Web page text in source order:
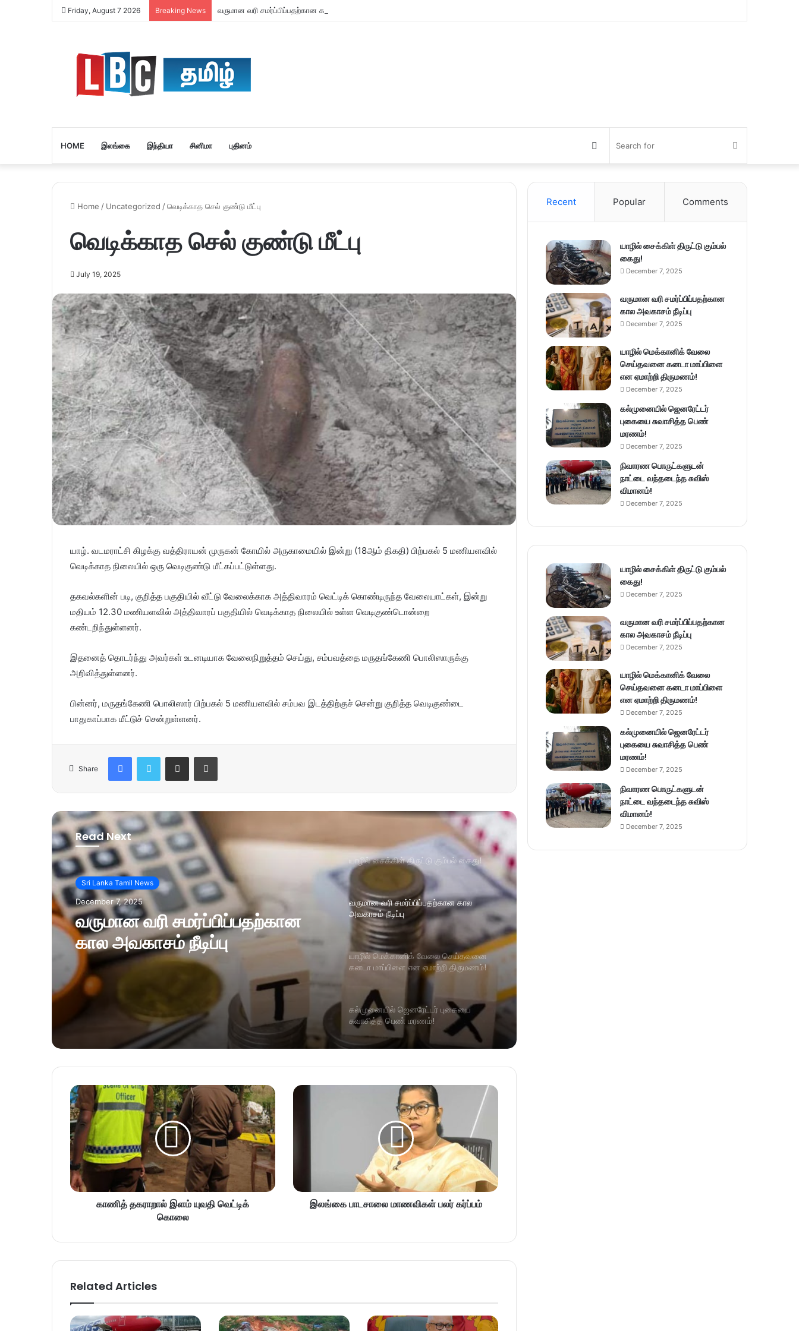
Friday, August 7 2026 Breaking News வருமான வரி சமர்ப்பிப்பதற்கான கால அவகாசம் நீடிப்பு
HOME இலங்கை இந்தியா சினிமா புதினம்
for
Switch
skin
Home / Uncategorized /வெடிக்காத செல் குண்டு மீட்பு
வெடிக்காத செல் குண்டு மீட்பு
July 19, 2025
யாழ். வடமராட்சி கிழக்கு வத்திராயன் முருகன் கோயில் அருகாமையில் இன்று (18ஆம் திகதி) பிற்பகல் 5 மணியளவில்
வெடிக்காத நிலையில் ஒரு வெடிகுண்டு மீட்கப்பட்டுள்ளது.
தகவல்களின் படி, குறித்த பகுதியில் வீட்டு வேலைக்காக அத்திவாரம் வெட்டிக் கொண்டிருந்த வேலையாட்கள், இன்று
மதியம் 12.30 மணியளவில் அத்திவாரப் பகுதியில் வெடிக்காத நிலையில் உள்ள வெடிகுண்டொன்றை
கண்டறிந்துள்ளனர்.
இதனைத் தொடர்ந்து அவர்கள் உடனடியாக வேலைநிறுத்தம் செய்து, சம்பவத்தை மருதங்கேணி பொலிஸாருக்கு
அறிவித்துள்ளனர்.
பின்னர், மருதங்கேணி பொலிஸார் பிற்பகல் 5 மணியளவில் சம்பவ இடத்திற்குச் சென்று குறித்த வெடிகுண்டை
பாதுகாப்பாக மீட்டுச் சென்றுள்ளனர்.
Share
Read Next
Sri Lanka Tamil News
December 7, 2025
வருமான வரி சமர்ப்பிப்பதற்கான
கால அவகாசம் நீடிப்பு
யாழில் சைக்கிள் திருட்டு கும்பல் கைது!
வருமான வரி சமர்ப்பிப்பதற்கான கால
அவகாசம் நீடிப்பு
யாழில் மெக்கானிக் வேலை செய்தவனை
கனடா மாப்பிளை என ஏமாற்றி திருமணம்!
கல்முனையில் ஜெனரேட்டர் புகையை
சுவாசித்த பெண் மரணம்!
காணித் தகராறால் இளம் யுவதி வெட்டிக்
கொலை
இலங்கை பாடசாலை மாணவிகள் பலர் கர்ப்பம்
Related Articles
Recent Popular Comments
யாழில் சைக்கிள் திருட்டு கும்பல்
கைது!
December 7, 2025
வருமான வரி சமர்ப்பிப்பதற்கான
கால அவகாசம் நீடிப்பு
December 7, 2025
யாழில் மெக்கானிக் வேலை
செய்தவனை கனடா மாப்பிளை
என ஏமாற்றி திருமணம்!
December 7, 2025
கல்முனையில் ஜெனரேட்டர்
புகையை சுவாசித்த பெண்
மரணம்!
December 7, 2025
நிவாரண பொருட்களுடன்
நாட்டை வந்தடைந்த சுவிஸ்
விமானம்!
December 7, 2025
யாழில் சைக்கிள் திருட்டு கும்பல்
கைது!
December 7, 2025
வருமான வரி சமர்ப்பிப்பதற்கான
கால அவகாசம் நீடிப்பு
December 7, 2025
யாழில் மெக்கானிக் வேலை
செய்தவனை கனடா மாப்பிளை
என ஏமாற்றி திருமணம்!
December 7, 2025
கல்முனையில் ஜெனரேட்டர்
புகையை சுவாசித்த பெண்
மரணம்!
December 7, 2025
நிவாரண பொருட்களுடன்
நாட்டை வந்தடைந்த சுவிஸ்
விமானம்!
December 7, 2025